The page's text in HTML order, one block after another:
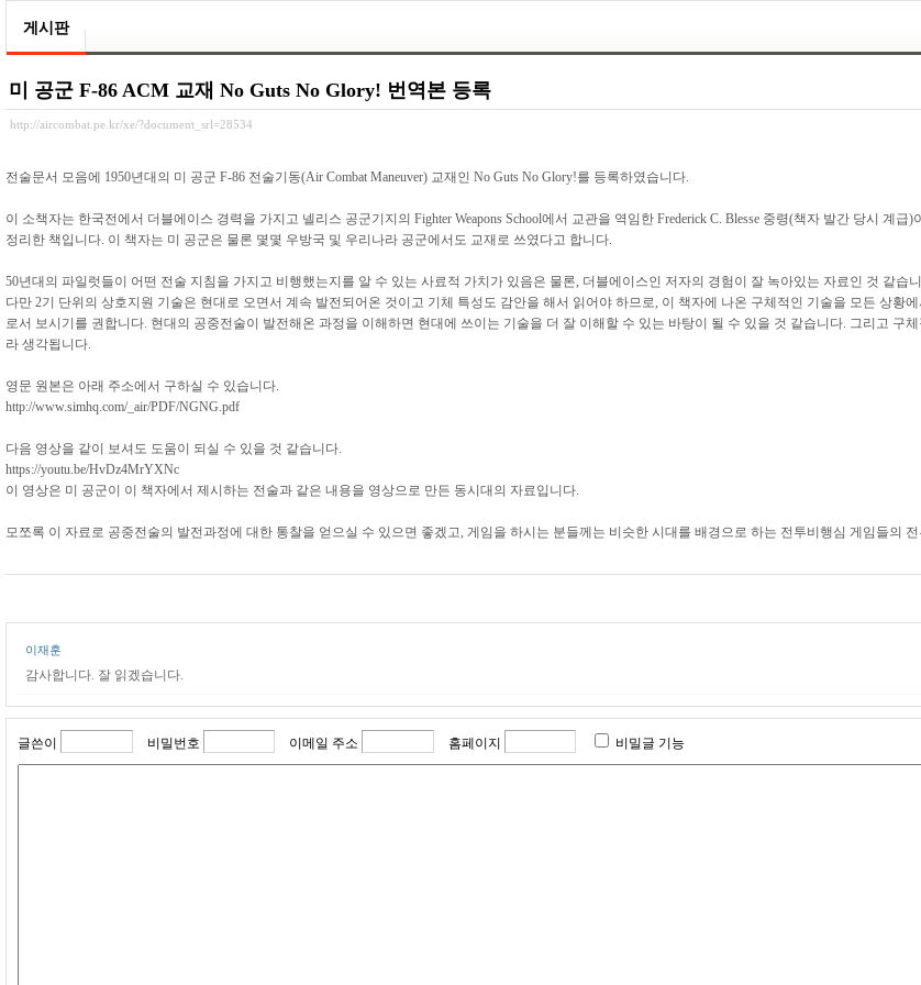
게시판
미 공군 F-86 ACM 교재 No Guts No Glory! 번역본 등록
http://aircombat.pe.kr/xe/?document_srl=28534
전술문서 모음에 1950년대의 미 공군 F-86 전술기동(Air Combat Maneuver) 교재인 No Guts No Glory!를 등록하였습니다.
이 소책자는 한국전에서 더블에이스 경력을 가지고 넬리스 공군기지의 Fighter Weapons School에서 교관을 역임한 Frederick C. Blesse 중령(책자 발간 당시
정리한 책입니다. 이 책자는 미 공군은 물론 몇몇 우방국 및 우리나라 공군에서도 교재로 쓰였다고 합니다.
50년대의 파일럿들이 어떤 전술 지침을 가지고 비행했는지를 알 수 있는 사료적 가치가 있음은 물론, 더블에이스인 저자의 경험이 잘 녹아있는 자료인 것 같습
다만 2기 단위의 상호지원 기술은 현대로 오면서 계속 발전되어온 것이고 기체 특성도 감안을 해서 읽어야 하므로, 이 책자에 나온 구체적인 기술을 모든 상
로서 보시기를 권합니다. 현대의 공중전술이 발전해온 과정을 이해하면 현대에 쓰이는 기술을 더 잘 이해할 수 있는 바탕이 될 수 있을 것 같습니다. 그리고 구
라 생각됩니다.
영문 원본은 아래 주소에서 구하실 수 있습니다.
http://www.simhq.com/_air/PDF/NGNG.pdf
다음 영상을 같이 보셔도 도움이 되실 수 있을 것 같습니다.
https://youtu.be/HvDz4MrYXNc
이 영상은 미 공군이 이 책자에서 제시하는 전술과 같은 내용을 영상으로 만든 동시대의 자료입니다.
모쪼록 이 자료로 공중전술의 발전과정에 대한 통찰을 얻으실 수 있으면 좋겠고, 게임을 하시는 분들께는 비슷한 시대를 배경으로 하는 전투비행심 게임들의
이재훈
감사합니다. 잘 읽겠습니다.
글쓴이 비밀번호 이메일 주소 홈페이지 비밀글 기능